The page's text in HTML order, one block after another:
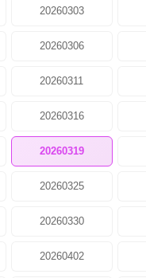
20260303
20260306
20260311
20260316
20260319
20260325
20260330
20260402